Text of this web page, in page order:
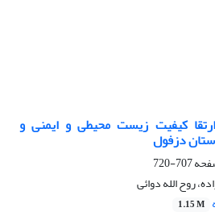
کیفیت زیست محیطی و ایمنی و
دزفول
707-720
روح الله دوائی
1.15 M